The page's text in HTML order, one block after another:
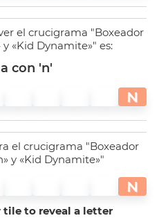
el crucigrama "Boxeador
«Kid Dynamite»" es:
con 'n'
N
el crucigrama "Boxeador
y «Kid Dynamite»"
N
to reveal a letter